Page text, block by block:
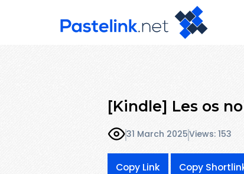
[Kindle] Les os
31 March 2025Views: 153
Copy Link Copy